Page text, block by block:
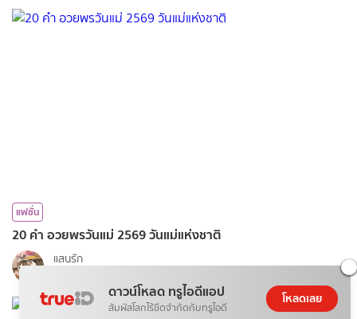
แฟชั่น
20 คำ อวยพรวันแม่ 2569 วันแม่แห่งชาติ
แสนรัก
ดาวน์โหลด ทรูไอดีแอป
สัมผัสโลกไร้ขีดจำกัดกับทรูไอดี
โหลดเลย